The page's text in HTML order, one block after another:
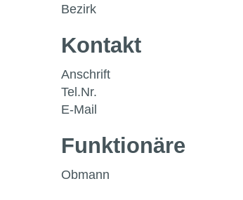
Bezirk
Kontakt
Anschrift
Tel.Nr.
E-Mail
Funktionäre
Obmann